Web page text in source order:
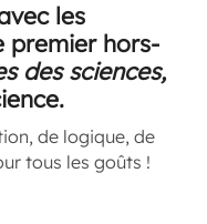
les
premier hors-
des sciences,
de logique, de
tous les goûts !